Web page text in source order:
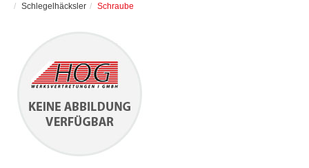
Schlegelhäcksler
Schraube